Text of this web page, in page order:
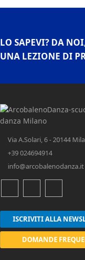
LO SAPEVI? DA
UNA LEZIONE DI
Via A.Solari, 6 - 20144
+39 024694914
info@arcobalenodanza.it
ISCRIVITI ALLA
DOMANDE